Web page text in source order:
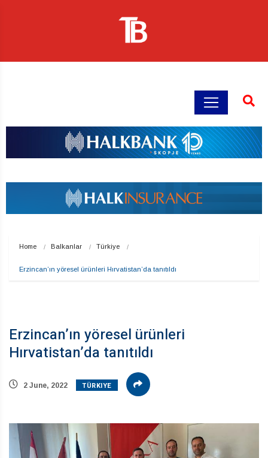
Home Balkanlar Türkiye
Erzincan’ın yöresel ürünleri Hırvatistan’da tanıtıldı
Erzincan’ın yöresel ürünleri
Hırvatistan’da tanıtıldı
2 June, 2022 TÜRKIYE